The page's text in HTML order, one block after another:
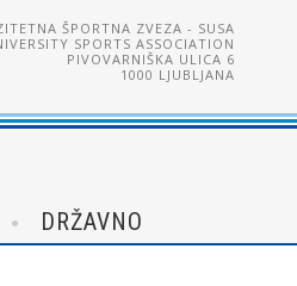
ŠPORTNA ZVEZA - SUSA
SPORTS ASSOCIATION
PIVOVARNIŠKA ULICA 6
1000 LJUBLJANA
DRŽAVNO